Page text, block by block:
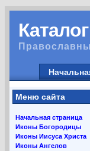
Меню сайта
Начальная страница
Иконы Богородицы
Иконы Иисуса Христа
Иконы Ангелов